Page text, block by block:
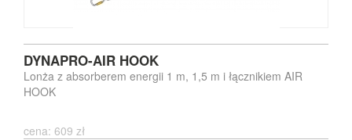
DYNAPRO-AIR HOOK
Lonża z absorberem energii 1 m, 1,5 m i łącznikiem AIR
HOOK
cena: 609 zł